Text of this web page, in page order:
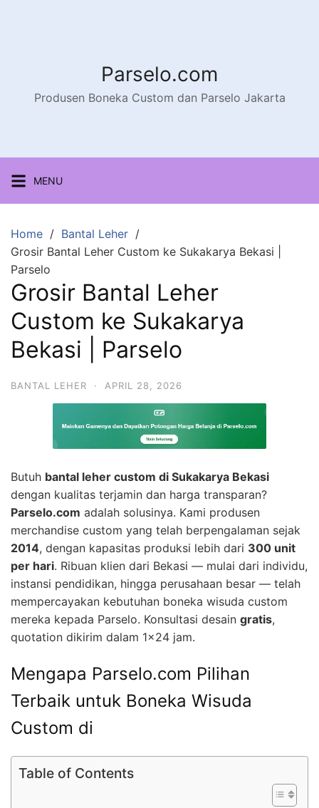
Parselo.com
Produsen Boneka Custom dan Parselo Jakarta
MENU
Home
Bantal Leher
Grosir Bantal Leher Custom ke Sukakarya Bekasi |
Parselo
Grosir Bantal Leher
Custom ke Sukakarya
Bekasi | Parselo
BANTAL LEHER · APRIL 28, 2026
Butuh bantal leher custom di Sukakarya Bekasi
dengan kualitas terjamin dan harga transparan?
Parselo.com adalah solusinya. Kami produsen
merchandise custom yang telah berpengalaman sejak
2014, dengan kapasitas produksi lebih dari 300 unit
per hari. Ribuan klien dari Bekasi — mulai dari individu,
instansi pendidikan, hingga perusahaan besar — telah
mempercayakan kebutuhan boneka wisuda custom
mereka kepada Parselo. Konsultasi desain gratis,
quotation dikirim dalam 1×24 jam.
Mengapa Parselo.com Pilihan
Terbaik untuk Boneka Wisuda
Custom di
Table of Contents